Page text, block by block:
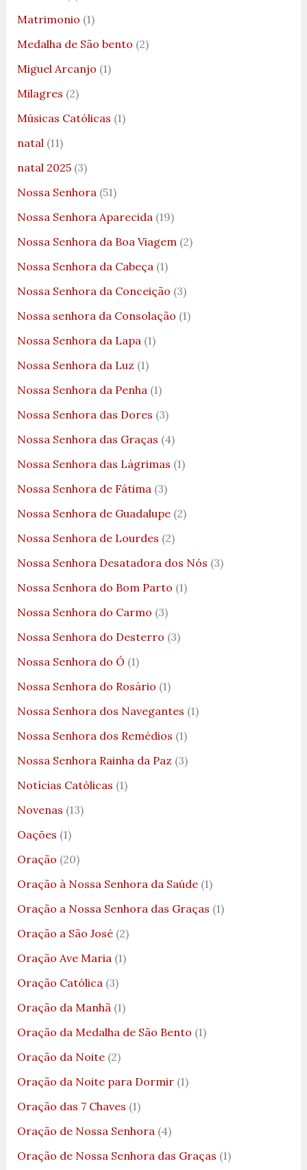
Matrimonio (1)
Medalha de São bento (2)
Miguel Arcanjo (1)
Milagres (2)
Músicas Católicas (1)
natal(11)
natal 2025(3)
Nossa Senhora(51)
Nossa Senhora Aparecida(19)
Nossa Senhora da Boa Viagem(2)
Nossa Senhora da Cabeça(1)
Nossa Senhora da Conceição (3)
Nossa senhora da Consolação (1)
Nossa Senhora da Lapa(1)
Nossa Senhora da Luz (1)
Nossa Senhora da Penha(1)
Nossa Senhora das Dores (3)
Nossa Senhora das Graças (4)
Nossa Senhora das Lágrimas (1)
Nossa Senhora de Fátima(3)
Nossa Senhora de Guadalupe(2)
Nossa Senhora de Lourdes (2)
Nossa Senhora Desatadora dos Nós (3)
Nossa Senhora do Bom Parto (1)
Nossa Senhora do Carmo (3)
Nossa Senhora do Desterro (3)
Nossa Senhora do Ó (1)
Nossa Senhora do Rosário (1)
Nossa Senhora dos Navegantes (1)
Nossa Senhora dos Remédios (1)
Nossa Senhora Rainha da Paz (3)
Notícias Católicas (1)
Novenas (13)
Oações (1)
Oração (20)
Oração à Nossa Senhora da Saúde(1)
Oração a Nossa Senhora das Graças (1)
Oração a São José(2)
Oração Ave Maria(1)
Oração Católica(3)
Oração da Manhã(1)
Oração da Medalha de São Bento (1)
Oração da Noite(2)
Oração da Noite para Dormir(1)
Oração das 7 Chaves (1)
Oração de Nossa Senhora(4)
Oração de Nossa Senhora das Graças (1)